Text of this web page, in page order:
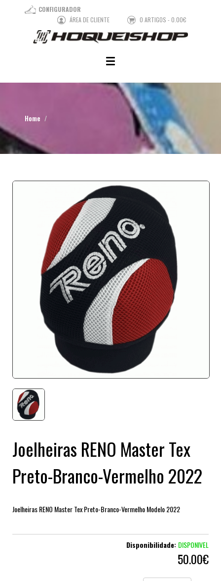
CONFIGURADOR
ÁREA DE CLIENTE
0 ARTIGOS - 0.00€
Home
Joelheiras RENO Master Tex
Preto-Branco-Vermelho 2022
Joelheiras RENO Master Tex Preto-Branco-Vermelho Modelo 2022
Disponibilidade: DISPONIVEL
50.00€